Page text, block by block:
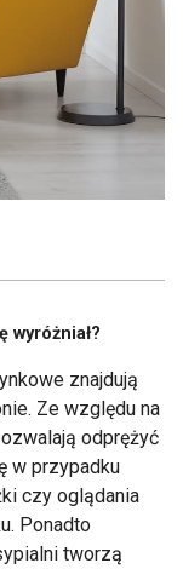
wyróżniał?
znajdują
Ze względu na
odprężyć
w przypadku
czy oglądania
Ponadto
tworzą